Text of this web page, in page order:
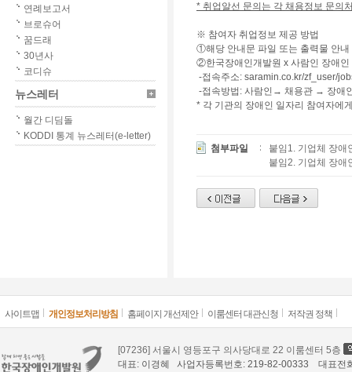
연례보고서
브로슈어
꿈드래
30년사
코디슈
뉴스레터
월간 디딤돌
KODDI 통계 뉴스레터(e-letter)
* 취업알선 문의는 각 채용정보 문의
※ 참여자 취업정보 제공 방법
①해당 안내문 파일 또는 출력물 안내
②한국장애인개발원 x 사람인 장애
-접속주소: saramin.co.kr/zf_user/
-접속방법: 사람인→ 채용관 → 장애
* 각 기관의 장애인 일자리 참여자에
첨부파일
붙임1. 기업체 장애
붙임2. 기업체 장애
사이트맵 개인정보처리방침 홈페이지 개선제안 이룸센터 대관신청 저작권 정책
[07236] 서울시 영등포구 의사당대로 22 이룸센터 5층
대표: 이경혜 사업자등록번호: 219-82-00333 대표